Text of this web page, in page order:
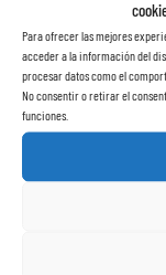
Para ofrecer las mejores
acceder a la información del
procesar datos como el
No consentir o retirar el
funciones.
Rent